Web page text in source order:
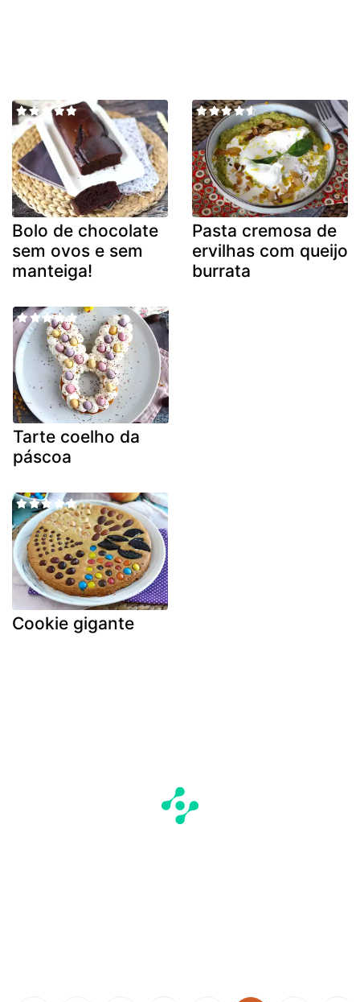
Bolo de chocolate
sem ovos e sem
manteiga!
Pasta cremosa de
ervilhas com queijo
burrata
Tarte coelho da
páscoa
Cookie gigante